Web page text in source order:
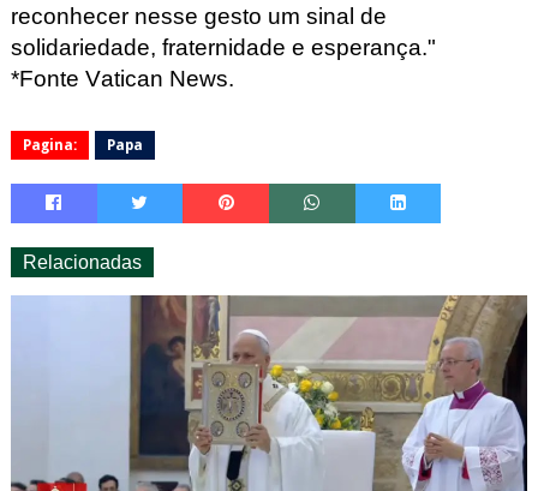
reconhecer nesse gesto um sinal de
solidariedade, fraternidade e esperança."
*Fonte Vatican News.
Pagina: Papa
Relacionadas